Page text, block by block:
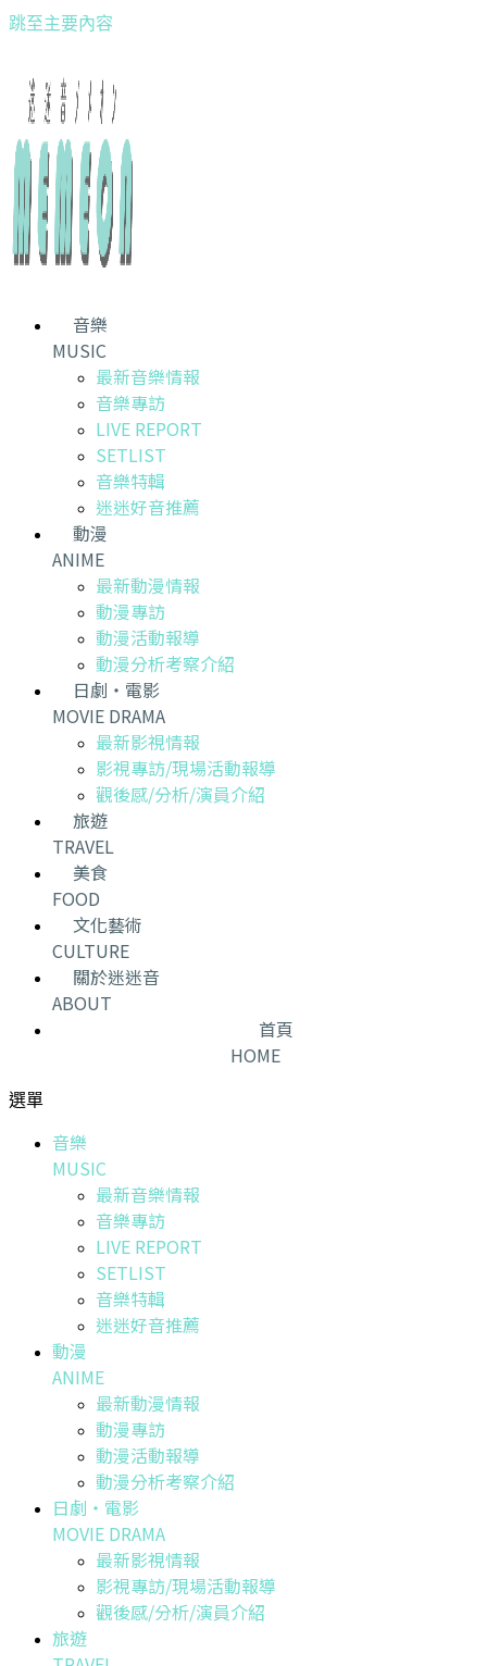
跳至主要內容
音樂
MUSIC
最新音樂情報
音樂專訪
LIVE REPORT
SETLIST
音樂特輯
迷迷好音推薦
動漫
ANIME
最新動漫情報
動漫專訪
動漫活動報導
動漫分析考察介紹
日劇・電影
MOVIE DRAMA
最新影視情報
影視專訪/現場活動報導
觀後感/分析/演員介紹
旅遊
TRAVEL
美食
FOOD
文化藝術
CULTURE
關於迷迷音
ABOUT
首頁
HOME
選單
音樂
MUSIC
最新音樂情報
音樂專訪
LIVE REPORT
SETLIST
音樂特輯
迷迷好音推薦
動漫
ANIME
最新動漫情報
動漫專訪
動漫活動報導
動漫分析考察介紹
日劇・電影
MOVIE DRAMA
最新影視情報
影視專訪/現場活動報導
觀後感/分析/演員介紹
旅遊